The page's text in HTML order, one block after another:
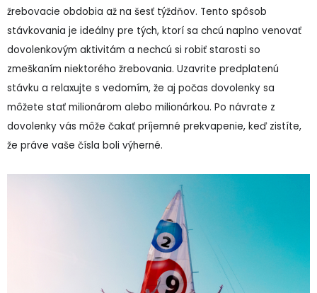
žrebovacie obdobia až na šesť týždňov. Tento spôsob
stávkovania je ideálny pre tých, ktorí sa chcú naplno venovať
dovolenkovým aktivitám a nechcú si robiť starosti so
zmeškaním niektorého žrebovania. Uzavrite predplatenú
stávku a relaxujte s vedomím, že aj počas dovolenky sa
môžete stať milionárom alebo milionárkou. Po návrate z
dovolenky vás môže čakať príjemné prekvapenie, keď zistíte,
že práve vaše čísla boli výherné.